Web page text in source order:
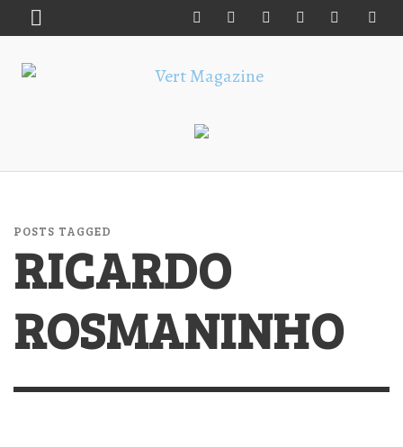
POSTS TAGGED
RICARDO
ROSMANINHO